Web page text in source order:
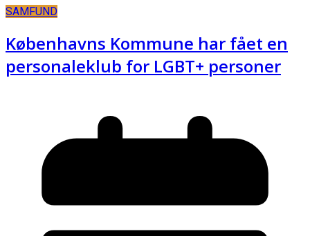
SAMFUND
Københavns Kommune har fået en
personaleklub for LGBT+ personer